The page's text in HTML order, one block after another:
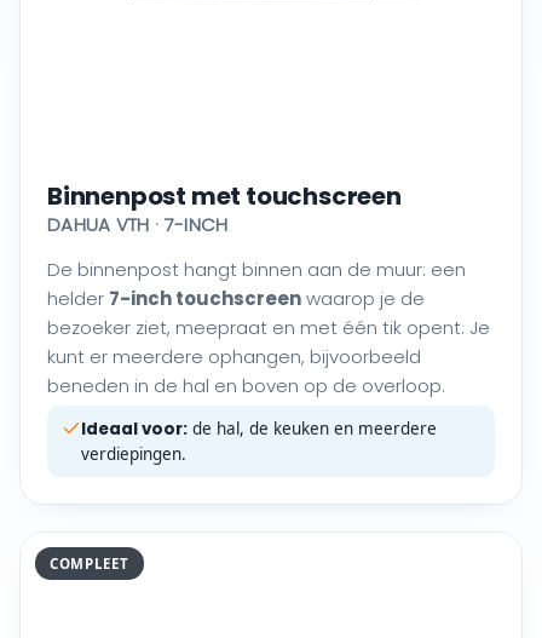
Binnenpost met touchscreen
DAHUA VTH · 7-INCH
De binnenpost hangt binnen aan de muur: een
helder 7-inch touchscreenwaarop je de
bezoeker ziet, meepraat en met één tik opent. Je
kunt er meerdere ophangen, bijvoorbeeld
beneden in de hal en boven op de overloop.
Ideaal voor: de hal, de keuken en meerdere
verdiepingen.
COMPLEET